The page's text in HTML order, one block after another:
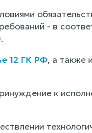
- в
12 ГК РФ, а также
к